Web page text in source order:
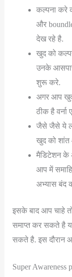
कल्पना करे
और
देख रहे है.
खुद को
उनके
शुरू करे.
अगर आप
ठीक है
जैसे जैसे ये
खुद को
मैडिटेशन के
आप में
अभ्यास बंद
इसके बाद आप चाहे
समाप्त कर सकते है
सकते है. इस दौरान
Super Awareness